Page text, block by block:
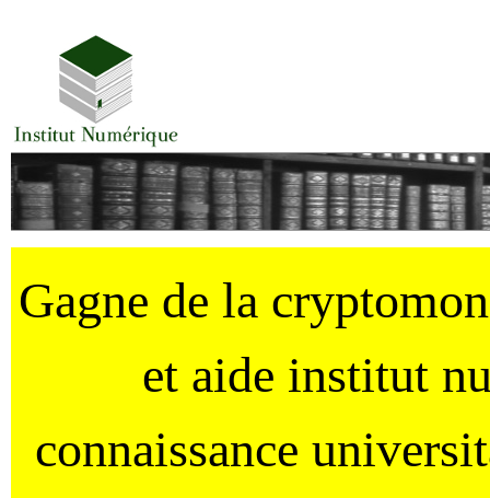
Gagne de la
et aide institut
connaissance